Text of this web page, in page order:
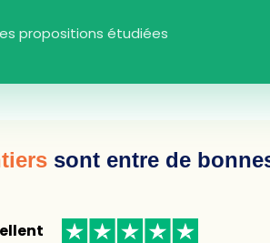
propositions étudiées
sont entre de